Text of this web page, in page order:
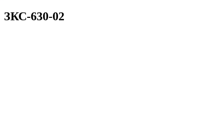
ЗКС-630-02